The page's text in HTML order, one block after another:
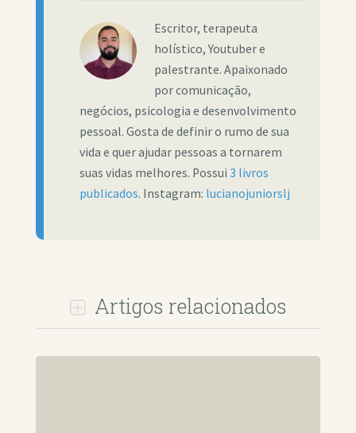
Escritor, terapeuta
holístico, Youtuber e
palestrante. Apaixonado
por comunicação,
negócios, psicologia e desenvolvimento
pessoal. Gosta de definir o rumo de sua
vida e quer ajudar pessoas a tornarem
suas vidas melhores. Possui 3 livros
publicados. Instagram: lucianojuniorslj
Artigos relacionados